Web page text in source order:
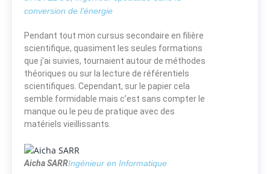
conversion de l'énergie
Pendant tout mon cursus secondaire en filière
scientifique, quasiment les seules formations
que j’ai suivies, tournaient autour de méthodes
théoriques ou sur la lecture de référentiels
scientifiques. Cependant, sur le papier cela
semble formidable mais c’est sans compter le
manque ou le peu de pratique avec des
matériels vieillissants.
Aicha SARRIngénieur en Informatique